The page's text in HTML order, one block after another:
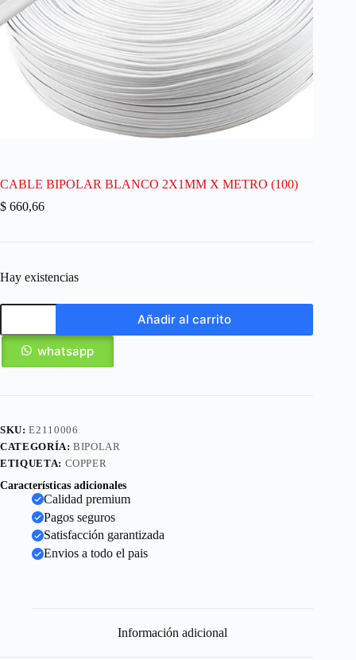
CABLE BIPOLAR BLANCO 2X1MM X METRO (100)
$ 660,66
Hay existencias
Añadir al carrito
whatsapp
SKU:E2110006
CATEGORÍA:BIPOLAR
ETIQUETA: COPPER
Características adicionales
Calidad premium
Pagos seguros
Satisfacción garantizada
Envios a todo el pais
Información adicional